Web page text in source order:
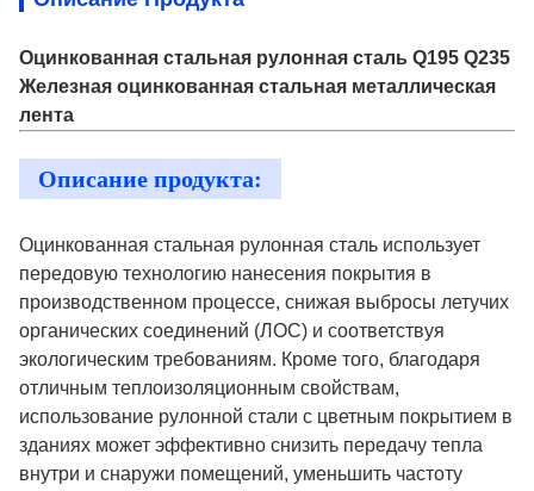
Оцинкованная стальная рулонная сталь Q195 Q235
Железная оцинкованная стальная металлическая
лента
Описание продукта:
Оцинкованная стальная рулонная сталь использует
передовую технологию нанесения покрытия в
производственном процессе, снижая выбросы летучих
органических соединений (ЛОС) и соответствуя
экологическим требованиям. Кроме того, благодаря
отличным теплоизоляционным свойствам,
использование рулонной стали с цветным покрытием в
зданиях может эффективно снизить передачу тепла
внутри и снаружи помещений, уменьшить частоту